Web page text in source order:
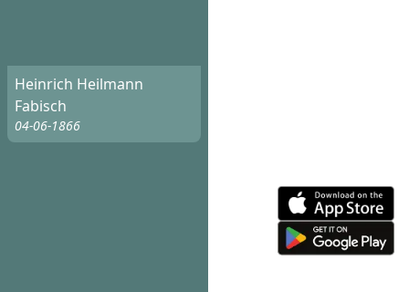
Heinrich Heilmann
Fabisch
04-06-1866